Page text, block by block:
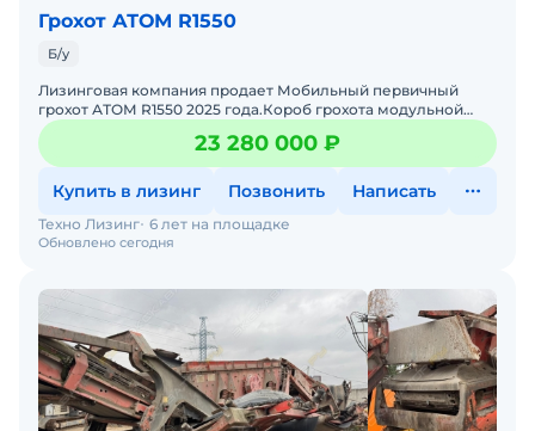
Грохот АТОМ R1550
Б/у
Лизинговая компания продает Мобильный первичный
грохот АТОМ R1550 2025 года.Короб грохота модульной
конструкции оснащен верхней и нижней деками размером
4,8x 1,
23 280 000 ₽
Купить в лизинг Позвонить Написать
Обновлено сегодня
Техно Лизинг 6 лет на площадке